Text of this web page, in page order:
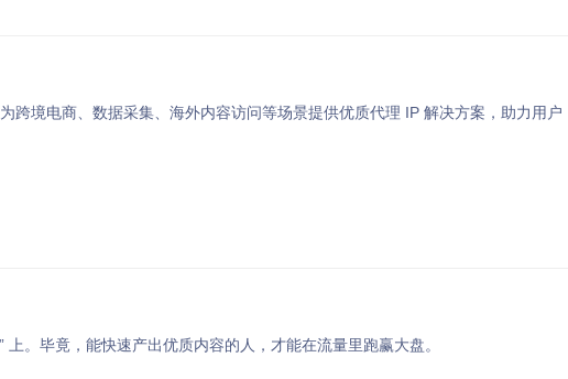
境电商、数据采集、海外内容访问等场景提供优质代理 IP 解决方案，助力用户
。毕竟，能快速产出优质内容的人，才能在流量里跑赢大盘。